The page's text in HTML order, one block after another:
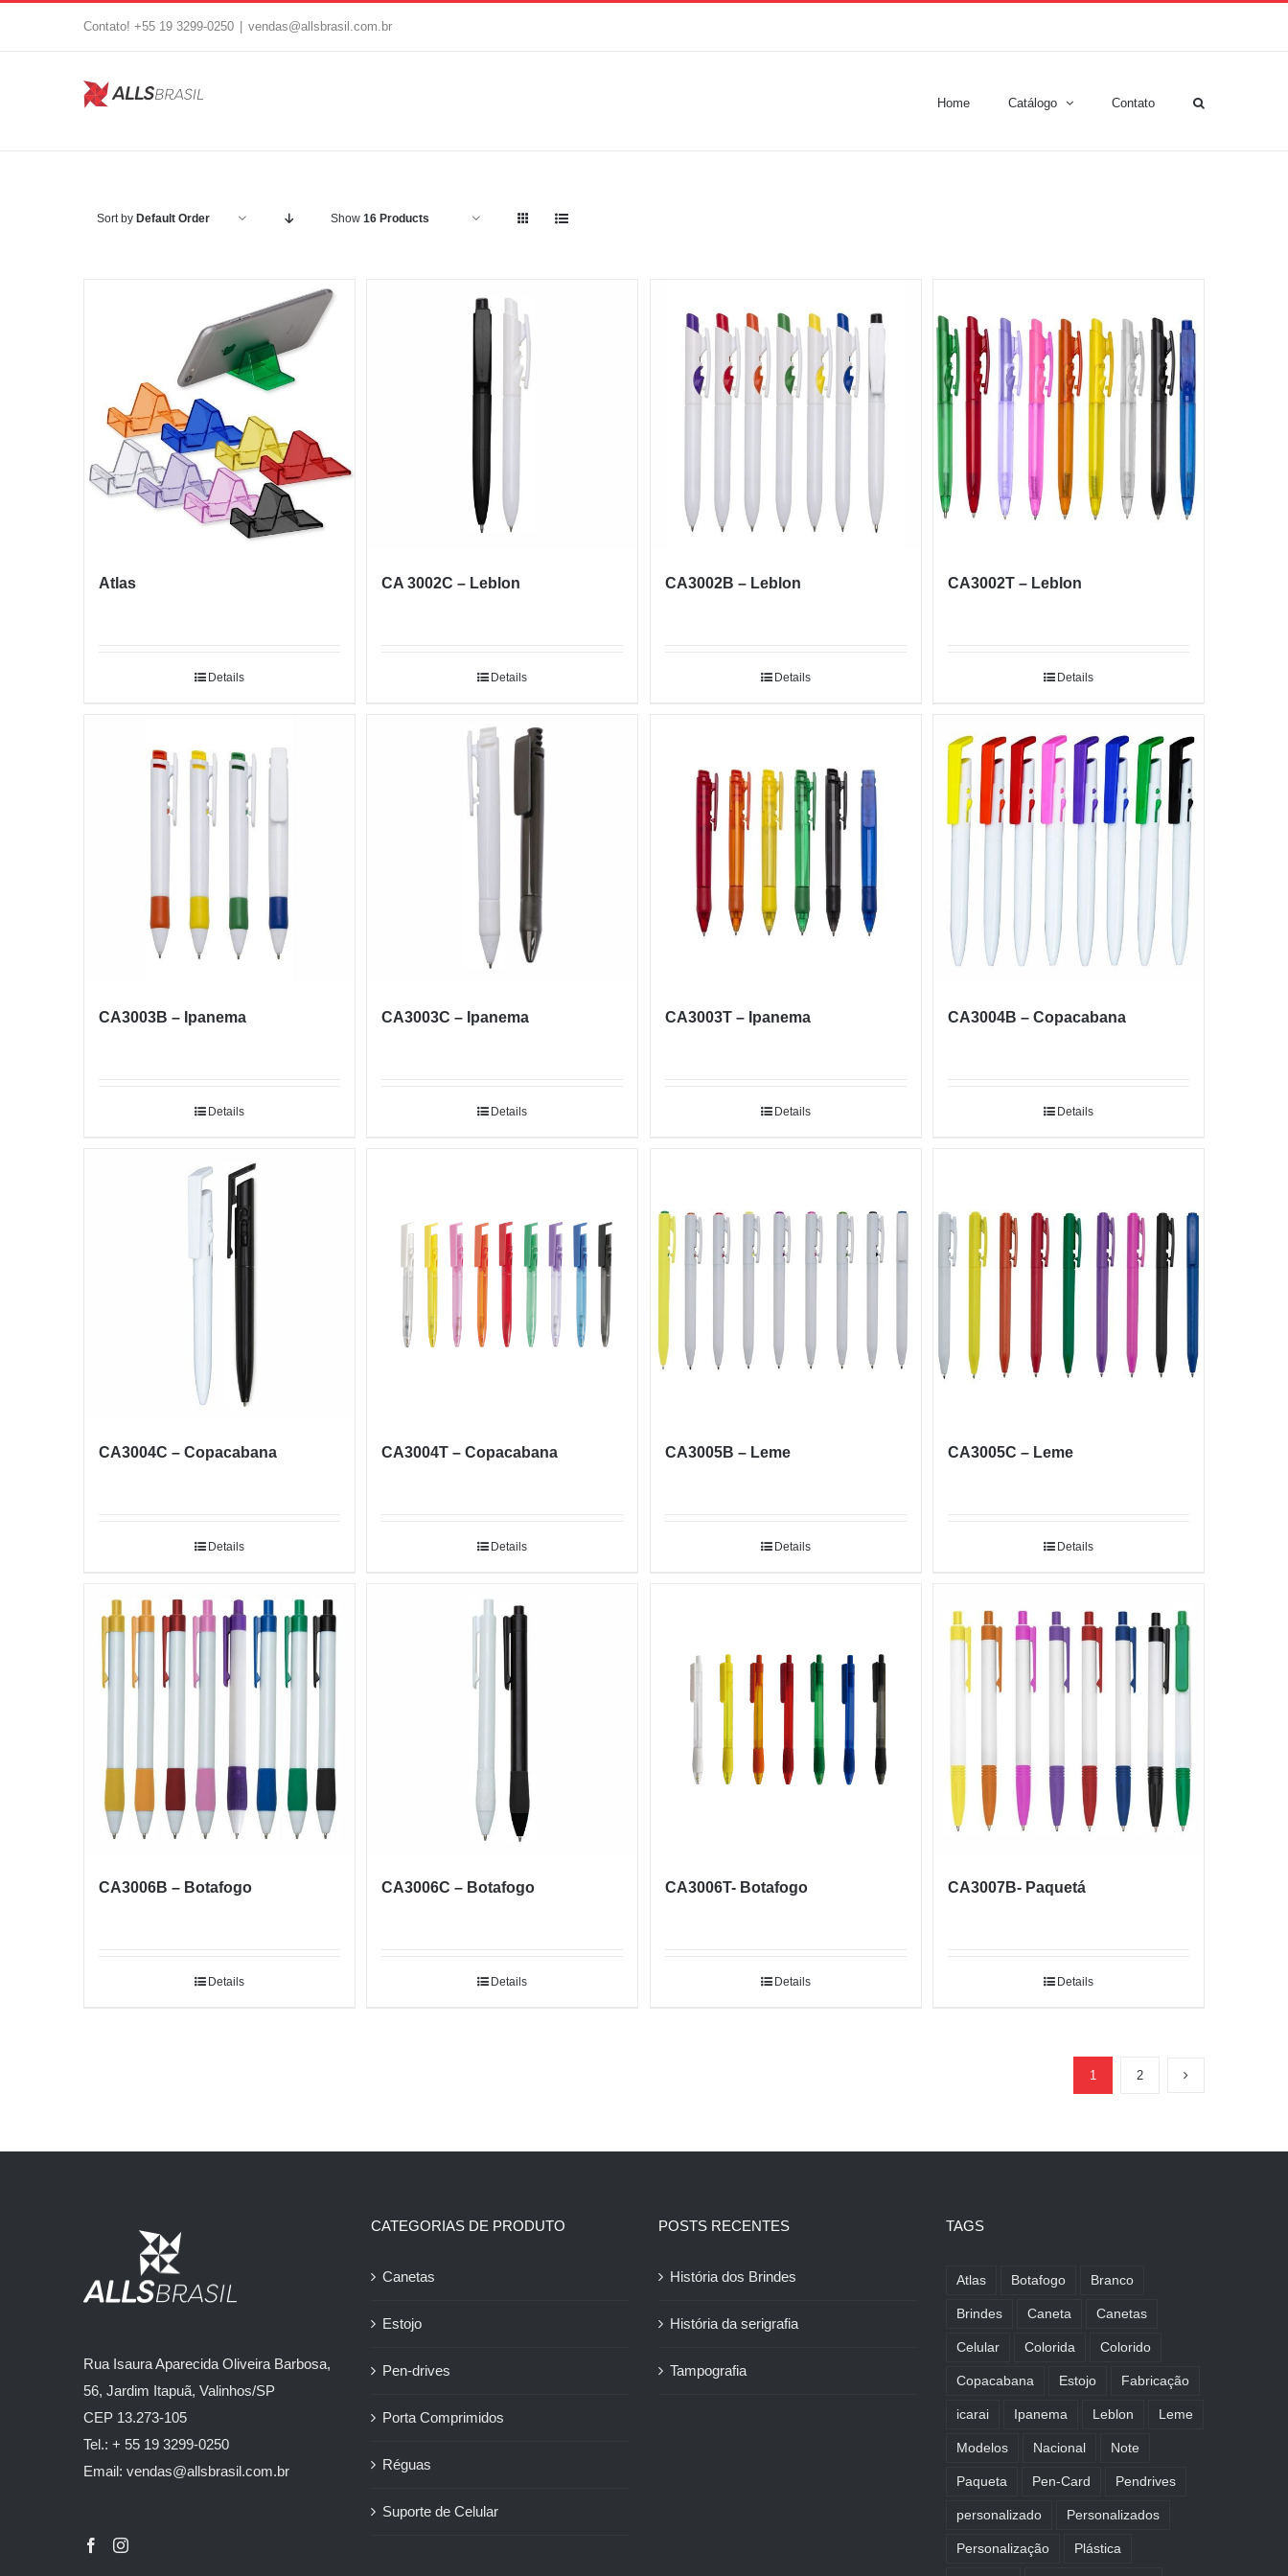
Contato! +55 19 3299-0250 vendas@allsbrasil.com.br
Home Catálogo Contato
Sort by Default Order Show 16 Products
Atlas
Details
CA 3002C – Leblon
Details
CA3002B – Leblon
Details
CA3002T – Leblon
Details
CA3003B – Ipanema
Details
CA3003C – Ipanema
Details
CA3003T – Ipanema
Details
CA3004B – Copacabana
Details
CA3004C – Copacabana
Details
CA3004T – Copacabana
Details
CA3005B – Leme
Details
CA3005C – Leme
Details
CA3006B – Botafogo
Details
CA3006C – Botafogo
Details
CA3006T- Botafogo
Details
CA3007B- Paquetá
Details
1 2
Rua Isaura Aparecida Oliveira Barbosa,
56, Jardim Itapuã, Valinhos/SP
CEP 13.273-105
Tel.: + 55 19 3299-0250
Email: vendas@allsbrasil.com.br
CATEGORIAS DE PRODUTO
Canetas
Estojo
Pen-drives
Porta Comprimidos
Réguas
Suporte de Celular
POSTS RECENTES
História dos Brindes
História da serigrafia
Tampografia
TAGS
Atlas Botafogo Branco
Brindes Caneta Canetas
Celular Colorida Colorido
Copacabana Estojo Fabricação
icarai Ipanema Leblon Leme
Modelos Nacional Note
Paqueta Pen-Card Pendrives
personalizado Personalizados
Personalização Plástica